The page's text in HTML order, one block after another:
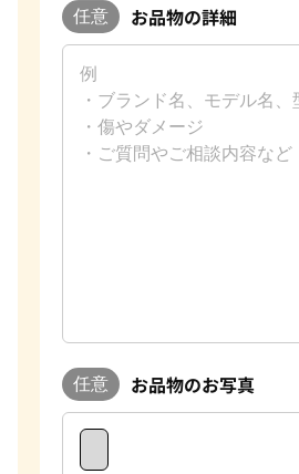
任意 お品物の詳細
任意 お品物のお写真